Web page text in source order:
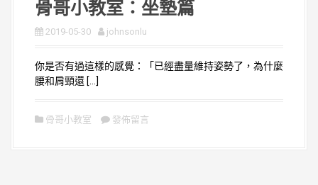
骨哥小教室：坐墊篇
2019-05-30 johnsonlu
你是否有過這樣的感覺：「已經盡量維持姿勢了，為什麼
腰和肩頸還 […]
骨哥小教室 發佈留言